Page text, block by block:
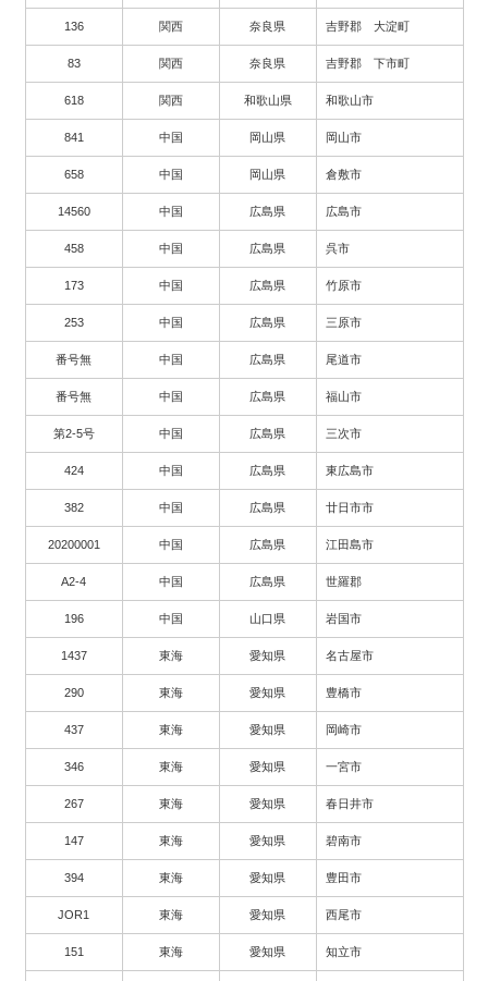
136 関西 奈良県 吉野郡 大淀町
83 関西 奈良県 吉野郡 下市町
618 関西 和歌山県 和歌山市
841 中国 岡山県 岡山市
658 中国 岡山県 倉敷市
14560 中国 広島県 広島市
458 中国 広島県 呉市
173 中国 広島県 竹原市
253 中国 広島県 三原市
番号無 中国 広島県 尾道市
番号無 中国 広島県 福山市
第2-5号 中国 広島県 三次市
424 中国 広島県 東広島市
382 中国 広島県 廿日市市
20200001 中国 広島県 江田島市
A2-4 中国 広島県 世羅郡
196 中国 山口県 岩国市
1437 東海 愛知県 名古屋市
290 東海 愛知県 豊橋市
437 東海 愛知県 岡崎市
346 東海 愛知県 一宮市
267 東海 愛知県 春日井市
147 東海 愛知県 碧南市
394 東海 愛知県 豊田市
JOR1 東海 愛知県 西尾市
151 東海 愛知県 知立市